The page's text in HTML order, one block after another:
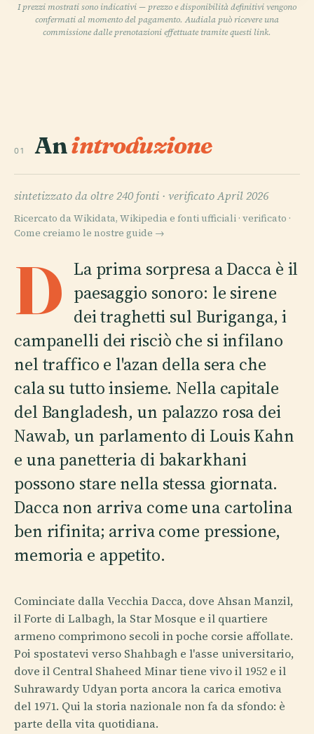
I prezzi mostrati sono indicativi — prezzo e disponibilità definitivi vengono
confermati al momento del pagamento. Audiala può ricevere una
commissione dalle prenotazioni effettuate tramite questi link.
01 Anintroduzione
sintetizzato da oltre 240 fonti · verificato April 2026
Ricercato da Wikidata, Wikipedia e fonti ufficiali · verificato ·
Come creiamo le nostre guide →
D La prima sorpresa a Dacca è il
paesaggio sonoro: le sirene
dei traghetti sul Buriganga, i
campanelli dei risciò che si infilano
nel traffico e l'azan della sera che
cala su tutto insieme. Nella capitale
del Bangladesh, un palazzo rosa dei
Nawab, un parlamento di Louis Kahn
e una panetteria di bakarkhani
possono stare nella stessa giornata.
Dacca non arriva come una cartolina
ben rifinita; arriva come pressione,
memoria e appetito.
Cominciate dalla Vecchia Dacca, dove Ahsan Manzil,
il Forte di Lalbagh, la Star Mosque e il quartiere
armeno comprimono secoli in poche corsie affollate.
Poi spostatevi verso Shahbagh e l'asse universitario,
dove il Central Shaheed Minar tiene vivo il 1952 e il
Suhrawardy Udyan porta ancora la carica emotiva
del 1971. Qui la storia nazionale non fa da sfondo: è
parte della vita quotidiana.